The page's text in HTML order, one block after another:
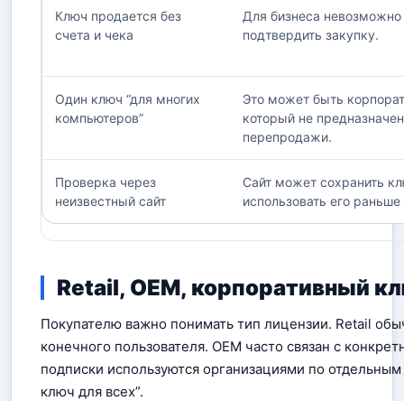
Ключ продается без
счета и чека
Для бизнеса
подтвердить закупку.
Один ключ “для многих
компьютеров”
Это может быть
который не
перепродажи.
Проверка через
неизвестный сайт
Сайт может сохранить
использовать его раньше
Retail, OEM, корпоративный
Покупателю важно понимать тип лицензии. Retail
конечного пользователя. OEM часто связан с
подписки используются организациями по
ключ для всех”.